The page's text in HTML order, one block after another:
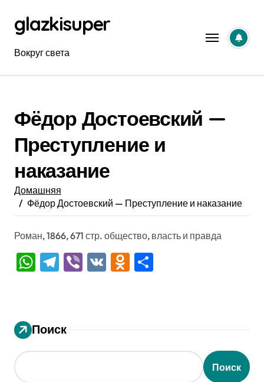
содержанию
glazkisuper
Вокруг света
Фёдор Достоевский —
Преступление и
наказание
Домашняя
Фёдор Достоевский — Преступление и наказание
Роман, 1866, 671 стр. общество, власть и правда
WhatsApp
Telegram
Viber
VK Odnoklassniki
Поиск
Поиск